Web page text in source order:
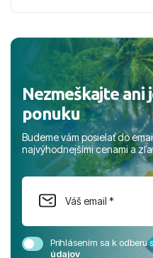
Nezmeškajte ani
ponuku
Budeme vám posielať do
najvýhodnejšími cenami a
Prihlásením sa k odberu
údajov